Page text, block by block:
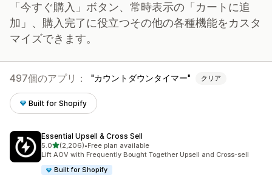
「今すぐ購入」ボタン、常時表示の「カートに追
加」、購入完了に役立つその他の各種機能をカスタ
マイズできます。
497個のアプリ： カウントダウンタイマー クリア
Built for Shopify
Essential Upsell & Cross Sell
5.05つ星中
(2,206)
合計レビュー数：2206件
•Free plan available
Lift AOV with Frequently Bought Together Upsell and Cross-sell
Built for Shopify